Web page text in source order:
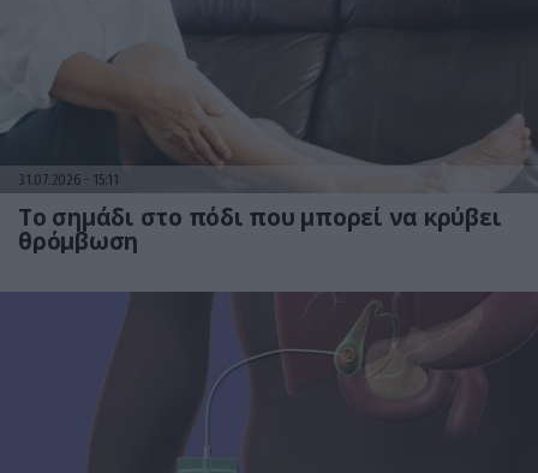
31.07.2026 15:11
Το σημάδι στο πόδι που μπορεί να κρύβει
θρόμβωση